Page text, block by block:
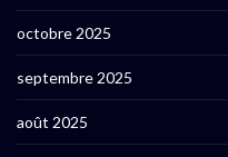
octobre 2025
septembre 2025
août 2025